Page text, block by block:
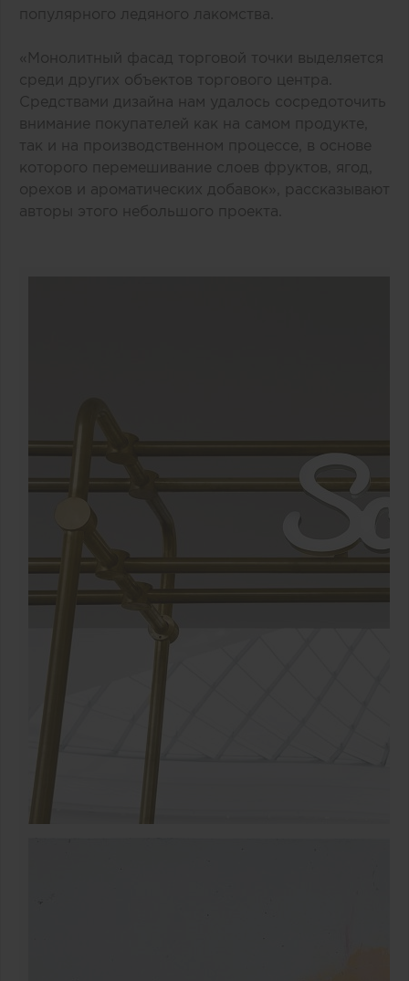
популярного ледяного лакомства.
«Монолитный фасад торговой точки выделяется
среди других объектов торгового центра.
Средствами дизайна нам удалось сосредоточить
внимание покупателей как на самом продукте,
так и на производственном процессе, в основе
которого перемешивание слоев фруктов, ягод,
орехов и ароматических добавок», рассказывают
авторы этого небольшого проекта.